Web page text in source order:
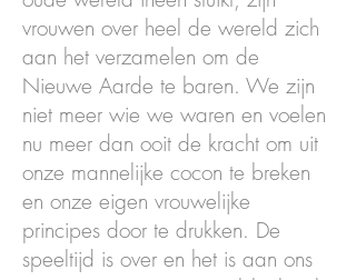
vrouwen over heel de wereld zich
aan het verzamelen om de
Nieuwe Aarde te baren. We zijn
niet meer wie we waren en voelen
nu meer dan ooit de kracht om uit
onze mannelijke cocon te breken
en onze eigen vrouwelijke
principes door te drukken. De
speeltijd is over en het is aan ons